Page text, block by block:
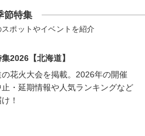
節特集
ポットやイベントを紹介
2026【北海道】
花火大会を掲載。2026年の開催
止・延期情報や人気ランキングなど
！